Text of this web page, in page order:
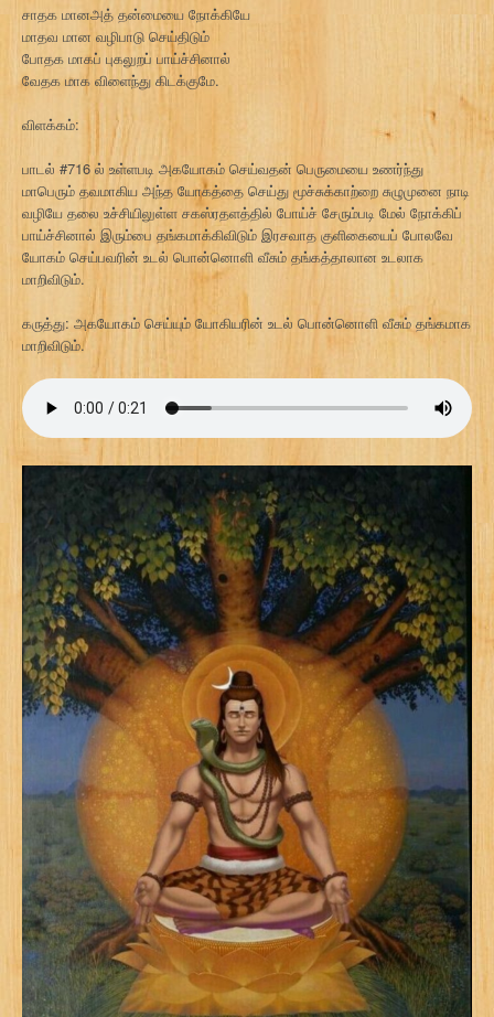
சாதக மானஅத் தன்மையை நோக்கியே
மாதவ மான வழிபாடு செய்திடும்
போதக மாகப் புகலுறப் பாய்ச்சினால்
வேதக மாக விளைந்து கிடக்குமே.
விளக்கம்:
பாடல் #716 ல் உள்ளபடி அகயோகம் செய்வதன் பெருமையை உணர்ந்து
மாபெரும் தவமாகிய அந்த யோகத்தை செய்து மூச்சுக்காற்றை சுழுமுனை நாடி
வழியே தலை உச்சியிலுள்ள சகஸ்ரதளத்தில் போய்ச் சேரும்படி மேல் நோக்கிப்
பாய்ச்சினால் இரும்பை தங்கமாக்கிவிடும் இரசவாத குளிகையைப் போலவே
யோகம் செய்பவரின் உடல் பொன்னொளி வீசும் தங்கத்தாலான உடலாக
மாறிவிடும்.
கருத்து: அகயோகம் செய்யும் யோகியரின் உடல் பொன்னொளி வீசும் தங்கமாக
மாறிவிடும்.